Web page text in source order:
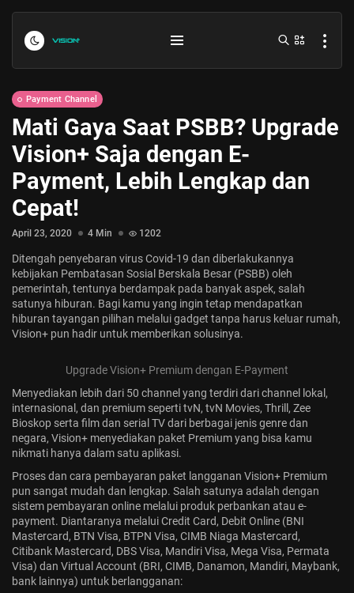
Indonesia vs Kamboja Hari Ini...
Formula 1 Hungarian Grand Prix...
July 23, 2026 4 Min
Jadwal ASEAN Hyundai Cup 2026...
July 22, 2026 3 Min
Payment Channel
Mati Gaya Saat PSBB? Upgrade
Vision+ Saja dengan E-
Payment, Lebih Lengkap dan
Cepat!
April 23, 2020 4 Min 1202
Ditengah penyebaran virus Covid-19 dan diberlakukannya
kebijakan Pembatasan Sosial Berskala Besar (PSBB) oleh
pemerintah, tentunya berdampak pada banyak aspek, salah
satunya hiburan. Bagi kamu yang ingin tetap mendapatkan
hiburan tayangan pilihan melalui gadget tanpa harus keluar rumah,
Vision+ pun hadir untuk memberikan solusinya.
Upgrade Vision+ Premium dengan E-Payment
Menyediakan lebih dari 50 channel yang terdiri dari channel lokal,
internasional, dan premium seperti tvN, tvN Movies, Thrill, Zee
Bioskop serta film dan serial TV dari berbagai jenis genre dan
negara, Vision+ menyediakan paket Premium yang bisa kamu
nikmati hanya dalam satu aplikasi.
Proses dan cara pembayaran paket langganan Vision+ Premium
pun sangat mudah dan lengkap. Salah satunya adalah dengan
sistem pembayaran online melalui produk perbankan atau e-
payment. Diantaranya melalui Credit Card, Debit Online (BNI
Mastercard, BTN Visa, BTPN Visa, CIMB Niaga Mastercard,
Citibank Mastercard, DBS Visa, Mandiri Visa, Mega Visa, Permata
Visa) dan Virtual Account (BRI, CIMB, Danamon, Mandiri, Maybank,
bank lainnya) untuk berlangganan: